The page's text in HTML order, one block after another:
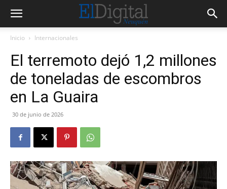
Inicio Internacionales
El terremoto dejó 1,2 millones
de toneladas de escombros
en La Guaira
30 de junio de 2026